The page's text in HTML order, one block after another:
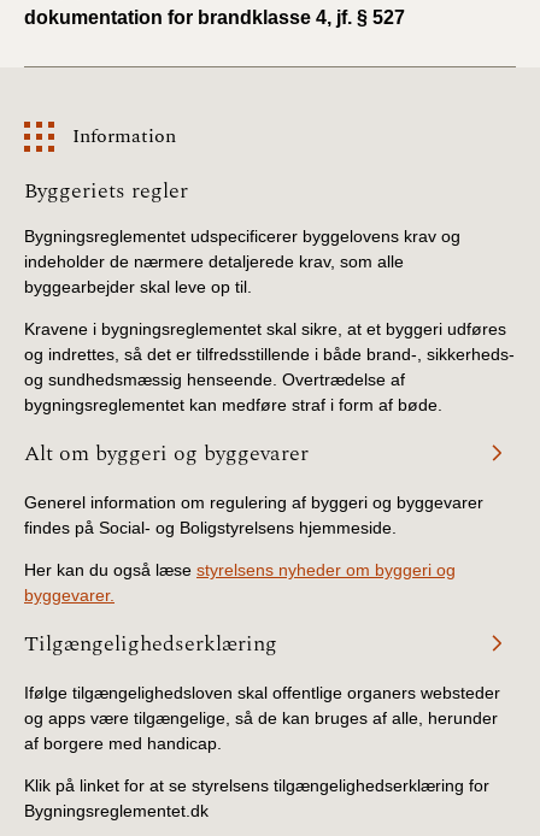
dokumentation for brandklasse 4, jf. § 527
Information
Information
Byggeriets regler
Bygningsreglementet udspecificerer byggelovens krav og
indeholder de nærmere detaljerede krav, som alle
byggearbejder skal leve op til.
Kravene i bygningsreglementet skal sikre, at et byggeri udføres
og indrettes, så det er tilfredsstillende i både brand-, sikkerheds-
og sundhedsmæssig henseende. Overtrædelse af
bygningsreglementet kan medføre straf i form af bøde.
Alt om byggeri og byggevarer
Generel information om regulering af byggeri og byggevarer
findes på Social- og Boligstyrelsens hjemmeside.
Her kan du også læse styrelsens nyheder om byggeri og
byggevarer.
Tilgængelighedserklæring
Ifølge tilgængelighedsloven skal offentlige organers websteder
og apps være tilgængelige, så de kan bruges af alle, herunder
af borgere med handicap.
Klik på linket for at se styrelsens tilgængelighedserklæring for
Bygningsreglementet.dk